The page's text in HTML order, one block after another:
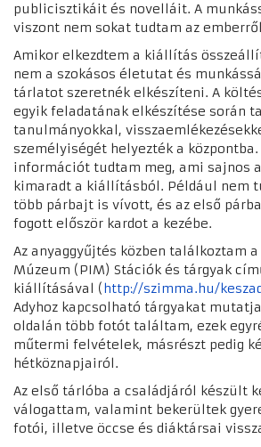
publicisztikáit és novelláit. A
viszont nem sokat tudtam az
Amikor elkezdtem a kiállítás
nem a szokásos életutat és
tárlatot szeretnék elkészíteni. A
egyik feladatának elkészítése során
tanulmányokkal,
személyiségét helyezték a központba.
információt tudtam meg, ami sajnos
kimaradt a kiállításból. Például nem
több párbajt is vívott, és az első
fogott először kardot a kezébe.
Az anyaggyűjtés közben találkoztam
Múzeum (PIM) Stációk és tárgyak
kiállításával (http://szimma.hu/
Adyhoz kapcsolható tárgyakat
oldalán több fotót találtam, ezek
műtermi felvételek, másrészt pedig
hétköznapjairól.
Az első tárlóba a családjáról készült
válogattam, valamint bekerültek
fotói, illetve öccse és diáktársai